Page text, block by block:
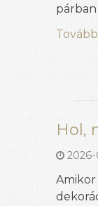
Tovább
Hol,